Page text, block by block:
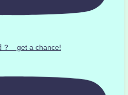
？ get a chance!